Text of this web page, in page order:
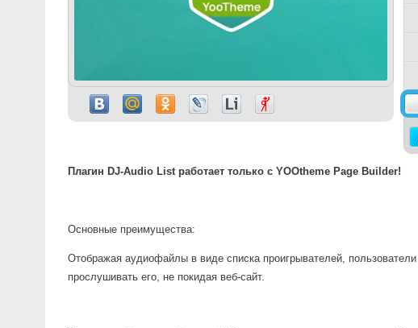
Плагин DJ-Audio List работает только с YOOtheme Page Builder!
Основные преимущества:
Отображая аудиофайлы в виде списка проигрывателей,
прослушивать его, не покидая веб-сайт.